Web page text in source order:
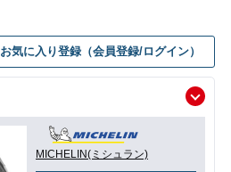
お気に入り登録（会員登録/ログイン）
MICHELIN(ミシュラン)